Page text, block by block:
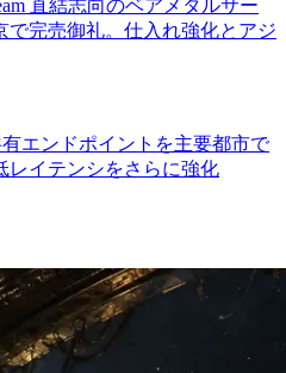
直結志向のベアメタルサー
完売御礼。仕入れ強化とアジ
有エンドポイントを主要都市で
レイテンシをさらに強化